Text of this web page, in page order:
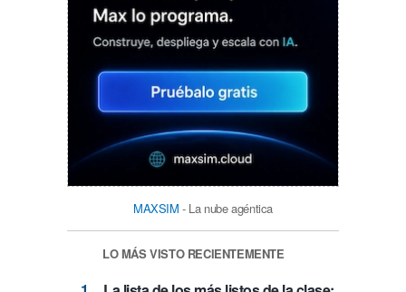
MAXSIM - La nube agéntica
LO MÁS VISTO RECIENTEMENTE